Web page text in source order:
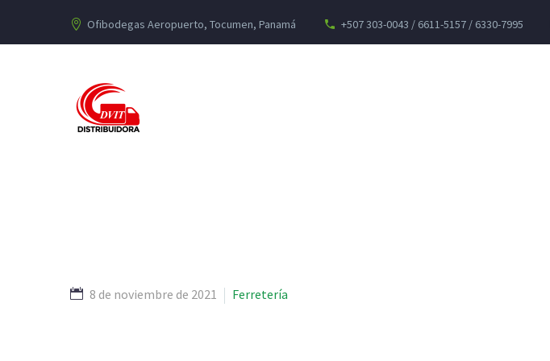
Ofibodegas Aeropuerto, Tocumen, Panamá +507 303-0043 / 6611-5157 / 6330-7995
8 de noviembre de 2021 Ferretería